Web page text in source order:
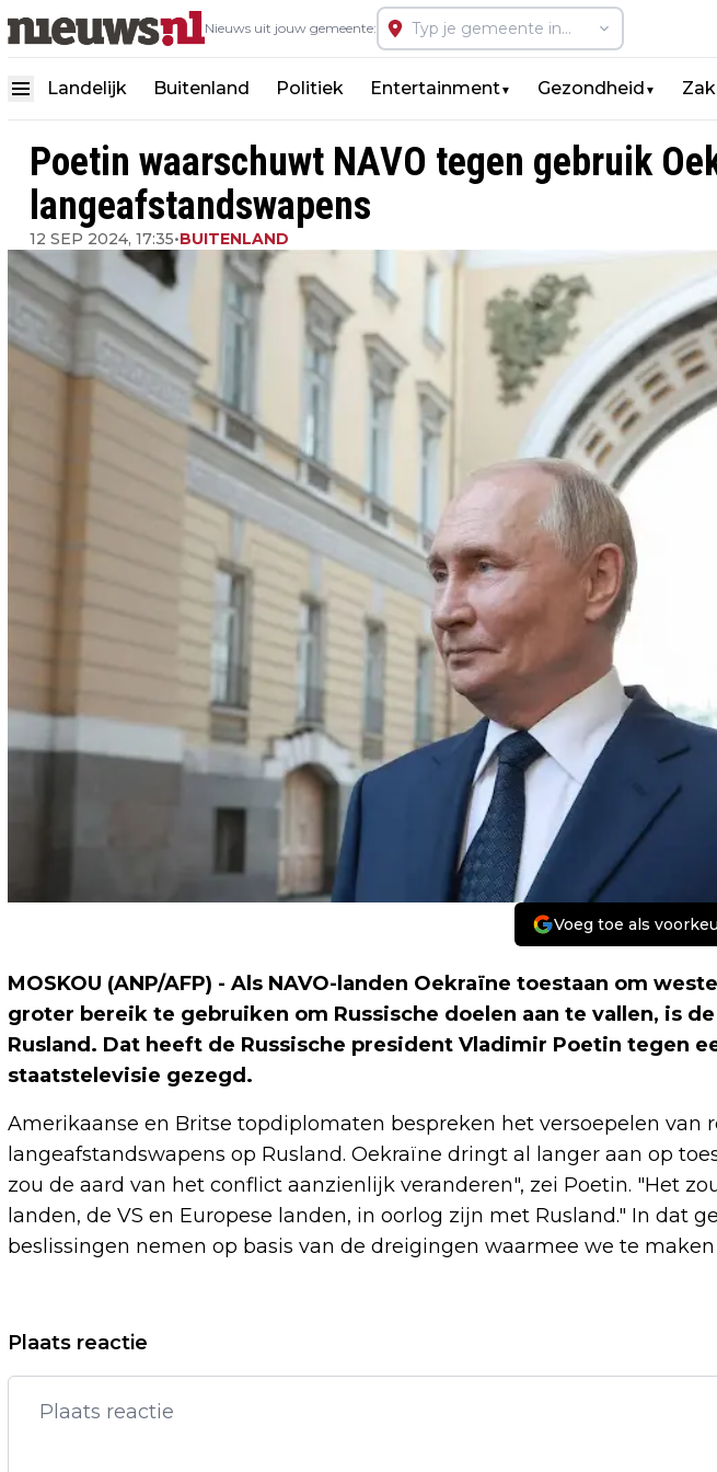
Nieuws uit jouw gemeente:
Landelijk Buitenland Politiek Entertainment▼ Gezondheid ▼
Poetin waarschuwt NAVO tegen gebruik
langeafstandswapens
12 SEP 2024, 17:35•BUITENLAND
Voeg toe als
MOSKOU (ANP/AFP) - Als NAVO-landen Oekraïne toestaan om
groter bereik te gebruiken om Russische doelen aan te vallen, is
Rusland. Dat heeft de Russische president Vladimir Poetin tegen
staatstelevisie gezegd.
Amerikaanse en Britse topdiplomaten bespreken het versoepelen van
langeafstandswapens op Rusland. Oekraïne dringt al langer aan op
zou de aard van het conflict aanzienlijk veranderen", zei Poetin. "Het
landen, de VS en Europese landen, in oorlog zijn met Rusland." In dat
beslissingen nemen op basis van de dreigingen waarmee we te
Vorig artikel
MAROKKO MELDT EERSTE MPOXGEVAL,
VARIANT NOG ONDUIDELIJK
VERSTAPPEN
Plaats reactie